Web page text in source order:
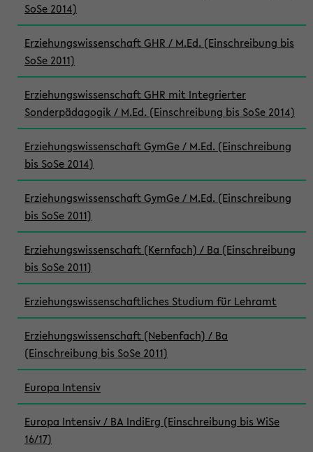
SoSe 2014)
Erziehungswissenschaft GHR / M.Ed. (Einschreibung bis
SoSe 2011)
Erziehungswissenschaft GHR mit Integrierter
Sonderpädagogik / M.Ed. (Einschreibung bis SoSe 2014)
Erziehungswissenschaft GymGe / M.Ed. (Einschreibung
bis SoSe 2014)
Erziehungswissenschaft GymGe / M.Ed. (Einschreibung
bis SoSe 2011)
Erziehungswissenschaft (Kernfach) / Ba (Einschreibung
bis SoSe 2011)
Erziehungswissenschaftliches Studium für Lehramt
Erziehungswissenschaft (Nebenfach) / Ba
(Einschreibung bis SoSe 2011)
Europa Intensiv
Europa Intensiv / BA IndiErg (Einschreibung bis WiSe
16/17)